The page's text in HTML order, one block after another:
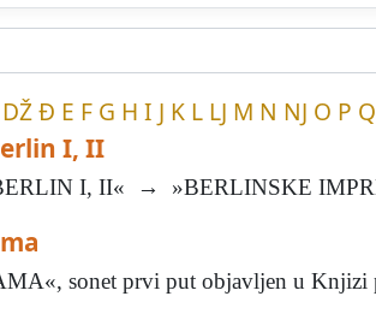
DŽĐ E F G H I J K L LJ M N NJ O P Q
I, II
I, II« → »BERLINSKE
sonet prvi put objavljen u Knjizi